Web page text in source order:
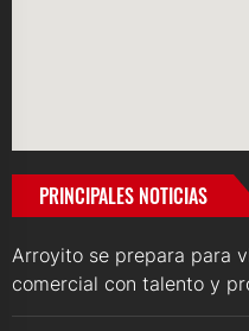
PRINCIPALES NOTICIAS
Arroyito se prepara para
comercial con talento y